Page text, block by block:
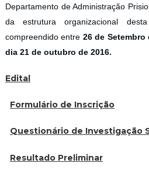
Departamento de Administração
da estrutura organizacional
compreendido entre 26 de Setembro
dia 21 de outubro de 2016.
Edital
Formulário de Inscrição
Questionário de Investigação
Resultado Preliminar